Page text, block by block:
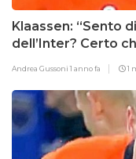
Klaassen: “Sento
dell’Inter? Certo
Andrea Gussoni1 anno fa 1